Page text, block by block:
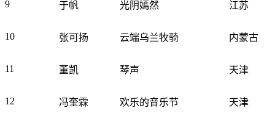
9 于帆 光阴嫣然 江苏
10 张可扬 云端乌兰牧骑 内蒙古
11 董凯 琴声 天津
12 冯奎霖 欢乐的音乐节 天津